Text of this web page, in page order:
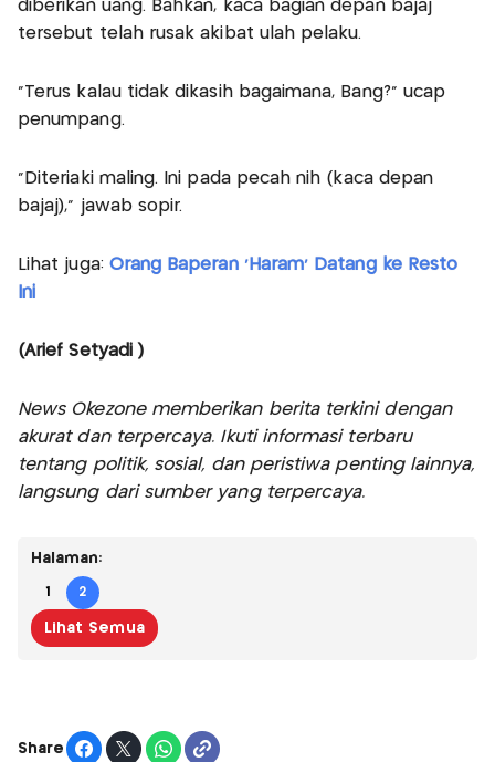
diberikan uang. Bahkan, kaca bagian depan bajaj
tersebut telah rusak akibat ulah pelaku.
“Terus kalau tidak dikasih bagaimana, Bang?” ucap
penumpang.
“Diteriaki maling. Ini pada pecah nih (kaca depan
bajaj),” jawab sopir.
Lihat juga: Orang Baperan 'Haram' Datang ke Resto
Ini
(Arief Setyadi )
News Okezone memberikan berita terkini dengan
akurat dan terpercaya. Ikuti informasi terbaru
tentang politik, sosial, dan peristiwa penting lainnya,
langsung dari sumber yang terpercaya.
Halaman:
1 2
Lihat Semua
Share